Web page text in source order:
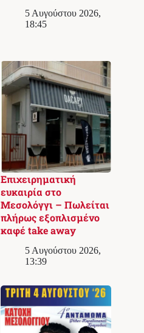
5 Αυγούστου 2026,
18:45
Επιχειρηματική
ευκαιρία στο
Μεσολόγγι – Πωλείται
πλήρως εξοπλισμένο
καφέ take away
5 Αυγούστου 2026,
13:39